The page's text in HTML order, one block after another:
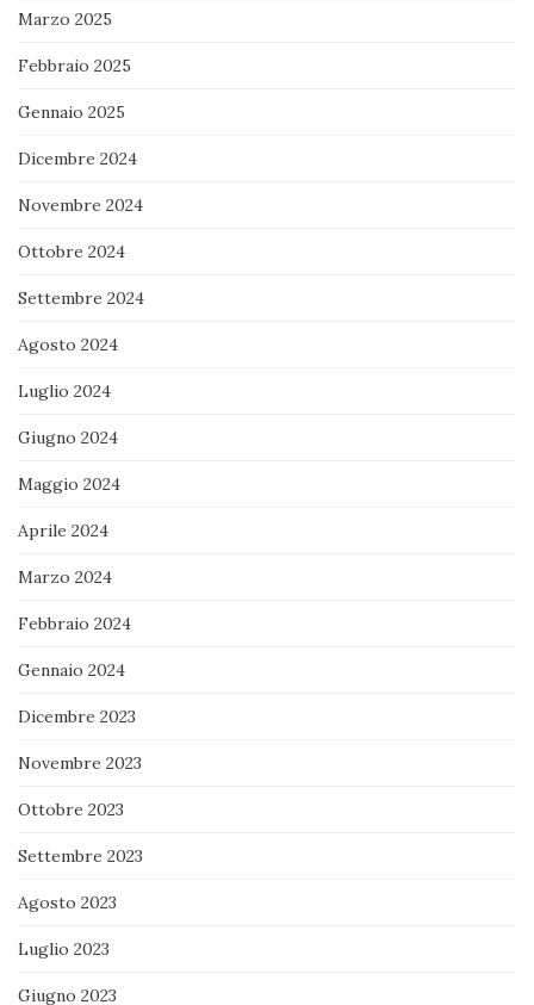
Marzo 2025
Febbraio 2025
Gennaio 2025
Dicembre 2024
Novembre 2024
Ottobre 2024
Settembre 2024
Agosto 2024
Luglio 2024
Giugno 2024
Maggio 2024
Aprile 2024
Marzo 2024
Febbraio 2024
Gennaio 2024
Dicembre 2023
Novembre 2023
Ottobre 2023
Settembre 2023
Agosto 2023
Luglio 2023
Giugno 2023